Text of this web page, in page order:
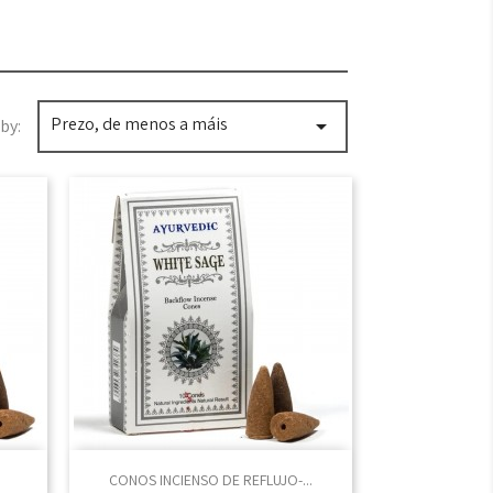
Prezo, de menos a máis 
CONOS INCIENSO DE REFLUJO-...
Vista rápida